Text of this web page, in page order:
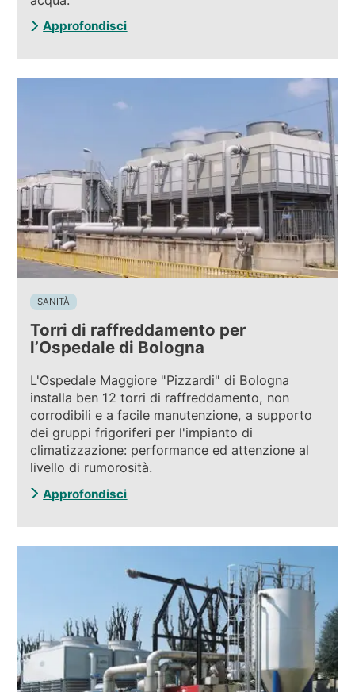
Approfondisci
SANITÀ
Torri di raffreddamento per
l’Ospedale di Bologna
L'Ospedale Maggiore "Pizzardi" di Bologna
installa ben 12 torri di raffreddamento, non
corrodibili e a facile manutenzione, a supporto
dei gruppi frigoriferi per l'impianto di
climatizzazione: performance ed attenzione al
livello di rumorosità.
Approfondisci